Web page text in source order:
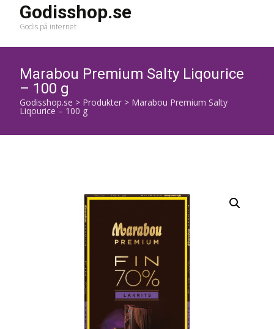
Godisshop.se
Godis på internet
Marabou Premium Salty Liqourice
– 100 g
Godisshop.se > Produkter > Marabou Premium Salty
Liqourice – 100 g